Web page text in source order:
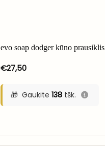
evo soap dodger kūno prausiklis
€27,50
Gaukite138 tšk.